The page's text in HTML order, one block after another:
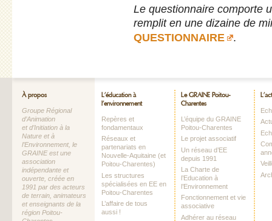
Le questionnaire comporte
remplit en une dizaine de
QUESTIONNAIRE
.
À propos
Groupe Régional
d’Animation
et d’Initiation à la
Nature et à
l’Environnement, le
GRAINE est une
association
indépendante et
ouverte, créée en
1991 par des acteurs
de terrain, animateurs
et enseignants de la
région Poitou-
L’éducation à
l’environnement
Repères et
fondamentaux
Réseaux et
partenariats en
Nouvelle-Aquitaine (et
Poitou-Charentes)
Les structures
spécialisées en EE en
Poitou-Charentes
L’affaire de tous
aussi !
Le GRAINE Poitou-
Charentes
L’équipe du GRAINE
Poitou-Charentes
Le projet associatif
Un réseau d’EE
depuis 1991
La Charte de
l’Education à
l’Environnement
Fonctionnement et vie
associative
Adhérer au réseau